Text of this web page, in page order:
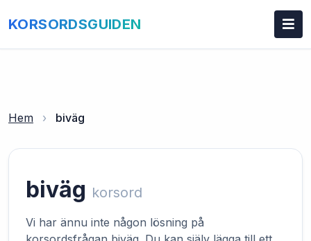
KORSORDSGUIDEN
Hem › biväg
biväg korsord
Vi har ännu inte någon lösning på